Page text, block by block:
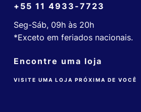
+55 11 4933-7723
Seg-Sáb, 09h às 20h
*Exceto em feriados nacionais.
Encontre uma loja
VISITE UMA LOJA PRÓXIMA DE VOCÊ